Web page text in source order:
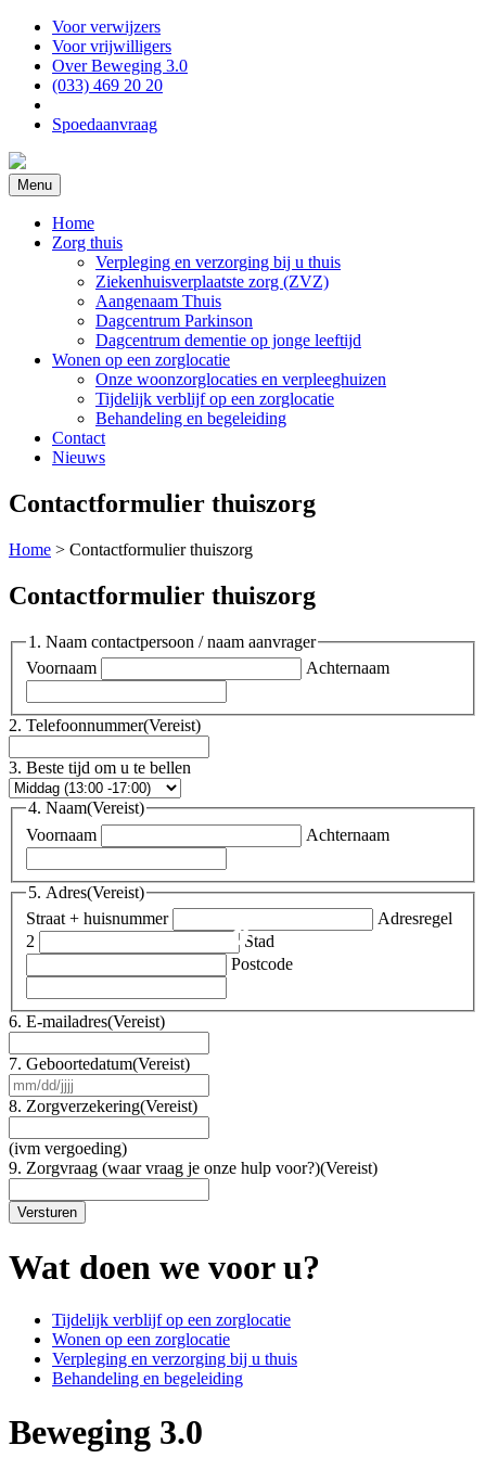
Voor verwijzers
Voor vrijwilligers
Over Beweging 3.0
(033) 469 20 20
Spoedaanvraag
Menu
Home
Zorg thuis
Verpleging en verzorging bij u thuis
Ziekenhuisverplaatste zorg (ZVZ)
Aangenaam Thuis
Dagcentrum Parkinson
Dagcentrum dementie op jonge leeftijd
Wonen op een zorglocatie
Onze woonzorglocaties en verpleeghuizen
Tijdelijk verblijf op een zorglocatie
Behandeling en begeleiding
Contact
Nieuws
Contactformulier thuiszorg
Home > Contactformulier thuiszorg
Contactformulier thuiszorg
1. Naam contactpersoon / naam aanvrager
Voornaam
Achternaam
2. Telefoonnummer(Vereist)
3. Beste tijd om u te bellen
4. Naam(Vereist)
Voornaam
Achternaam
5. Adres(Vereist)
Straat + huisnummer
Adresregel
2
Stad
Postcode
6. E-mailadres(Vereist)
7. Geboortedatum(Vereist)
slash
DD
slash
JJJJ
8. Zorgverzekering(Vereist)
(ivm vergoeding)
9. Zorgvraag (waar vraag je onze hulp voor?)(Vereist)
Wat doen we voor u?
Tijdelijk verblijf op een zorglocatie
Wonen op een zorglocatie
Verpleging en verzorging bij u thuis
Behandeling en begeleiding
Beweging 3.0